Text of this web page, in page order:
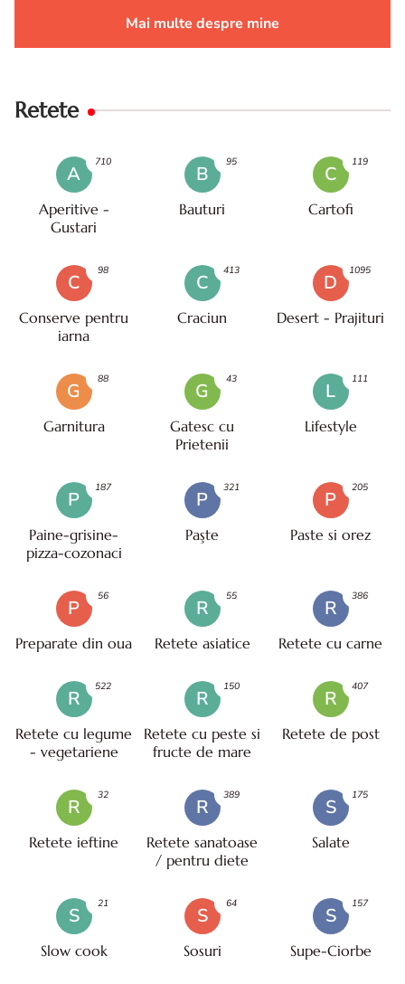
Mai multe despre mine
Retete
A
Aperitive -
Gustari
710
B
Bauturi
95
C
Cartofi
119
C
Conserve pentru
iarna
98
C
Craciun
413
D
Desert - Prajituri
1095
G
Garnitura
88
G
Gatesc cu
Prietenii
43
L
Lifestyle
111
P
Paine-grisine-
pizza-cozonaci
187
P
Paşte
321
P
Paste si orez
205
P
Preparate din oua
56
R
Retete asiatice
55
R
Retete cu carne
386
R
Retete cu legume
- vegetariene
522
R
Retete cu peste si
fructe de mare
150
R
Retete de post
407
R
Retete ieftine
32
R
Retete sanatoase
/ pentru diete
389
S
Salate
175
S
Slow cook
21
S
Sosuri
64
S
Supe-Ciorbe
157